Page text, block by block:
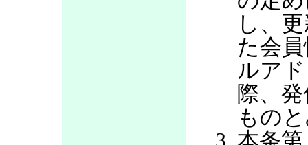
し、
た会
ルア
際、
もの